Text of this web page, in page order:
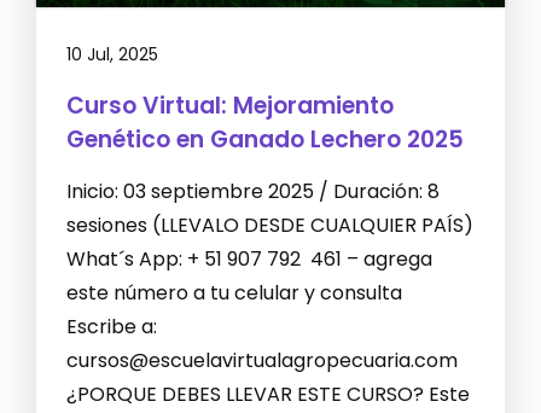
10 Jul, 2025
Curso Virtual: Mejoramiento
Genético en Ganado Lechero 2025
Inicio: 03 septiembre 2025 / Duración: 8
sesiones (LLEVALO DESDE CUALQUIER PAÍS)
What´s App: + 51 907 792 461 – agrega
este número a tu celular y consulta
Escribe a:
cursos@escuelavirtualagropecuaria.com
¿PORQUE DEBES LLEVAR ESTE CURSO? Este